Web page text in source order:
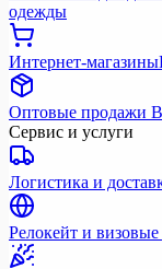
одежды
Интернет-магазины
Оптовые продажи
Сервис и услуги
Логистика и
Релокейт и визовые